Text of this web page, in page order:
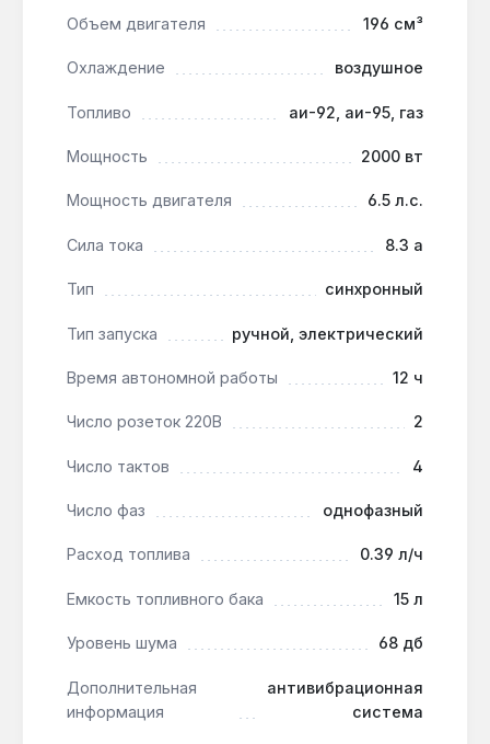
Рекомендуется каждые 50-100 часов работы
— двигатель объёмом 196 см³ с воздушным
масла (автоотключение при низком уровне).
Объем двигателя 196 см³
Охлаждение воздушное
Топливо аи-92, аи-95, газ
Мощность 2000 вт
Мощность двигателя 6.5 л.с.
Сила тока 8.3 а
Тип синхронный
Тип запуска ручной, электрический
Время автономной работы 12 ч
Число розеток 220В 2
Число тактов 4
Число фаз однофазный
Расход топлива 0.39 л/ч
Емкость топливного бака 15 л
Уровень шума 68 дб
Дополнительная
информация
антивибрационная
система